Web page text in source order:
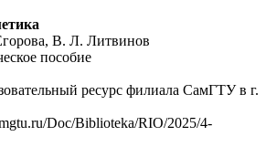
В. Л. Литвинов
пособие
ресурс филиала СамГТУ в г.
Doc/Biblioteka/RIO/2025/4-